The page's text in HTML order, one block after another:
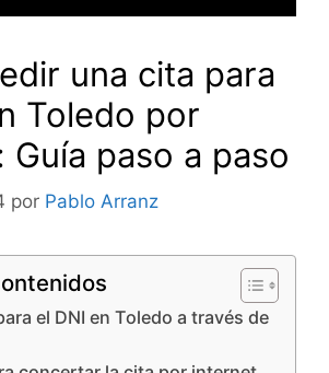
una cita para
Toledo por
Guía paso a paso
por Pablo Arranz
el DNI en Toledo a través de